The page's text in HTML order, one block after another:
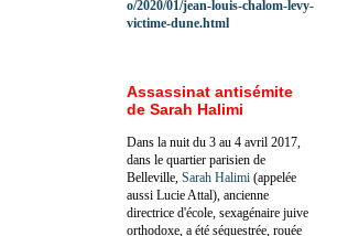
o/2020/01/jean-louis-chalom-levy-
victime-dune.html
Assassinat antisémite
de Sarah Halimi
Dans la nuit du 3 au 4 avril 2017,
dans le quartier parisien de
Belleville, Sarah Halimi (appelée
aussi Lucie Attal), ancienne
directrice d'école, sexagénaire juive
orthodoxe, a été séquestrée, rouée